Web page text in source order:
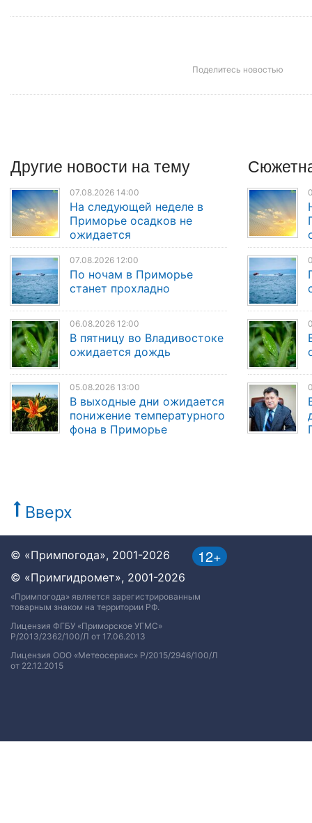
Поделитесь новостью
Другие новости на тему
07.08.2026 14:00
На следующей неделе в
Приморье осадков не
ожидается
07.08.2026 12:00
По ночам в Приморье
станет прохладно
06.08.2026 12:00
В пятницу во Владивостоке
ожидается дождь
05.08.2026 13:00
В выходные дни ожидается
понижение температурного
фона в Приморье
Вверх
12+
© «Примпогода», 2001-2026
© «Примгидромет», 2001-2026
«Примпогода» является зарегистрированным
товарным знаком на территории РФ.
Лицензия ФГБУ «Приморское УГМС»
Р/2013/2362/100/Л от 17.06.2013
Лицензия ООО «Метеосервис» Р/2015/2946/100/Л
от 22.12.2015